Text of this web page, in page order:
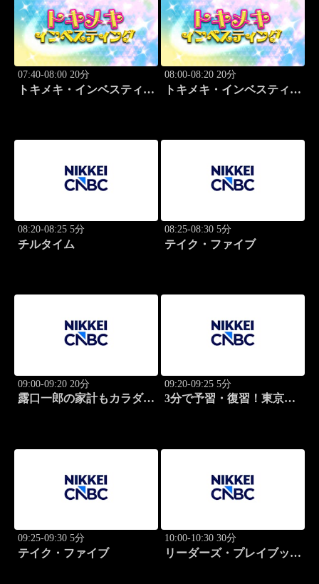
07:40-08:00 20分
トキメキ・インベスティン
08:00-08:20 20分
トキメキ・インベスティン
08:20-08:25 5分
チルタイム
08:25-08:30 5分
テイク・ファイブ
09:00-09:20 20分
露口一郎の家計もカラダも
09:20-09:25 5分
3分で予習・復習！東京市
09:25-09:30 5分
テイク・ファイブ
10:00-10:30 30分
リーダーズ・プレイブック